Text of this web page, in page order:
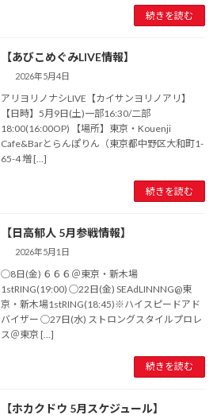
続きを読む
【あびこめぐみLIVE情報】
2026年5月4日
アリヨリノナシLIVE【カイサンヨリノアリ】
【日時】5月9日(土)一部16:30/二部
18:00(16:00OP) 【場所】東京・Kouenji
Cafe&Barとらんぽりん（東京都中野区大和町1-
65-4 増 […]
続きを読む
【日高郁人 5月参戦情報】
2026年5月1日
◯8日(金) ６６６＠東京・新木場
1stRING(19:00) ◯22日(金) SEAdLINNNG@東
京・新木場1stRING(18:45)※ハイスピードアド
バイザー ◯27日(水) ストロングスタイルプロレ
ス＠東京 […]
続きを読む
【ホカクドウ 5月スケジュール】